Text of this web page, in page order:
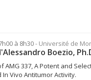
à 8h30- Université de
Boezio,
AMG 337, A Potent and
Vivo Antitumor Activity.